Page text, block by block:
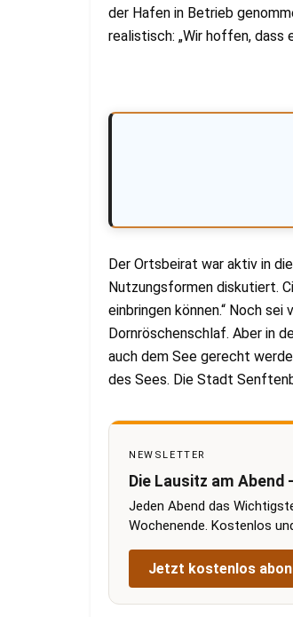
der Hafen in Betrieb
realistisch: „Wir hoffen, dass
Der Ortsbeirat war aktiv in
Nutzungsformen diskutiert.
einbringen können.“ Noch
Dornröschenschlaf. Aber in
auch dem See gerecht
des Sees. Die Stadt
NEWSLETTER
Die Lausitz am Abend
Jeden Abend das
Wochenende. Kostenlos
Jetzt kostenlos